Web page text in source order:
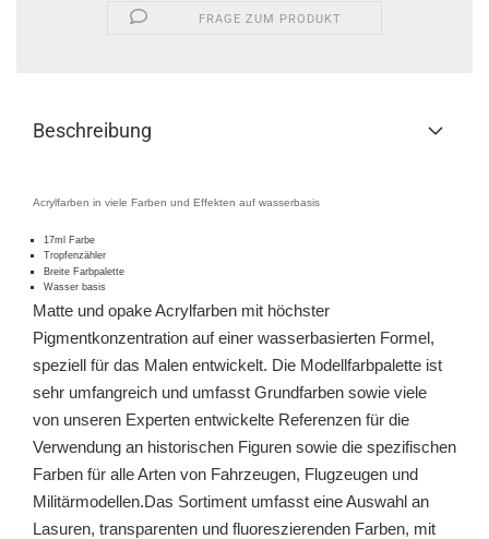
FRAGE ZUM PRODUKT
Beschreibung
Acrylfarben in viele Farben und Effekten auf wasserbasis
17ml Farbe
Tropfenzähler
Breite Farbpalette
Wasser basis
Matte und opake Acrylfarben mit höchster
Pigmentkonzentration auf einer wasserbasierten Formel,
speziell für das Malen entwickelt. Die Modellfarbpalette ist
sehr umfangreich und umfasst Grundfarben sowie viele
von unseren Experten entwickelte Referenzen für die
Verwendung an historischen Figuren sowie die spezifischen
Farben für alle Arten von Fahrzeugen, Flugzeugen und
Militärmodellen.Das Sortiment umfasst eine Auswahl an
Lasuren, transparenten und fluoreszierenden Farben, mit